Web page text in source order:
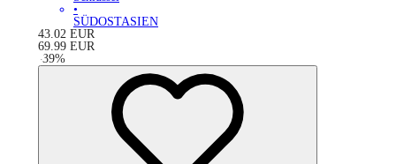
•
SÜDOSTASIEN
43.02 EUR
69.99 EUR
-39%